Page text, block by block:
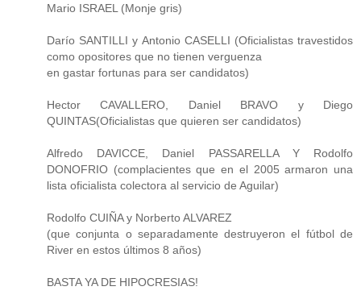
Mario ISRAEL (Monje gris)
Darío SANTILLI y Antonio CASELLI (Oficialistas travestidos
como opositores que no tienen verguenza
en gastar fortunas para ser candidatos)
Hector CAVALLERO, Daniel BRAVO y Diego
QUINTAS(Oficialistas que quieren ser candidatos)
Alfredo DAVICCE, Daniel PASSARELLA Y Rodolfo
DONOFRIO (complacientes que en el 2005 armaron una
lista oficialista colectora al servicio de Aguilar)
Rodolfo CUIÑA y Norberto ALVAREZ
(que conjunta o separadamente destruyeron el fútbol de
River en estos últimos 8 años)
BASTA YA DE HIPOCRESIAS!